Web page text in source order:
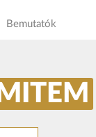
Bemutatók
MITEM